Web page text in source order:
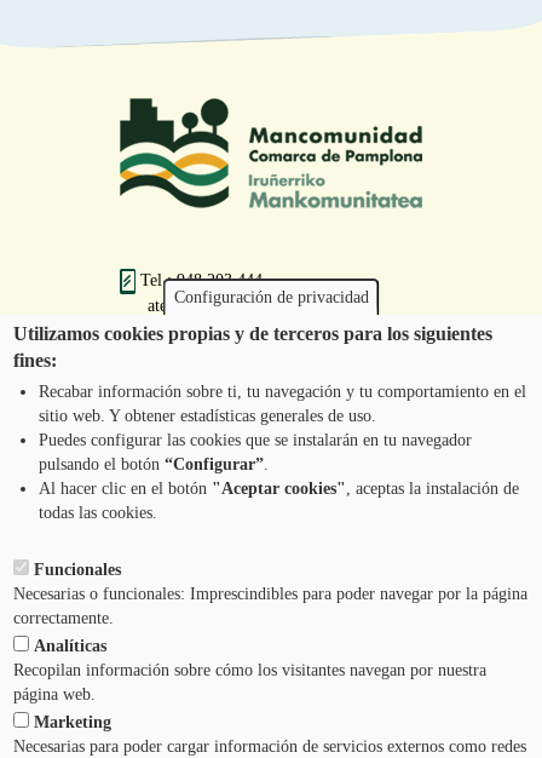
Tel.: 948 203 444
atencion@mancoeduca.com
de la Mancomunidad de la Comarca de
Pamplona
Pie
CONTÁCTANOS
CONDICIONES DEL SERVICIO
POLÍTICA DE PRIVACIDAD
Configuración de privacidad
Utilizamos cookies propias y de terceros para los siguientes
fines:
Recabar información sobre ti, tu navegación y tu comportamiento en el
sitio web. Y obtener estadísticas generales de uso.
Puedes configurar las cookies que se instalarán en tu navegador
pulsando el botón“Configurar”.
Al hacer clic en el botón "Aceptar cookies", aceptas la instalación de
todas las cookies.
Funcionales
Necesarias o funcionales: Imprescindibles para poder navegar por la página
correctamente.
Analíticas
Recopilan información sobre cómo los visitantes navegan por nuestra
página web.
Marketing
Necesarias para poder cargar información de servicios externos como redes